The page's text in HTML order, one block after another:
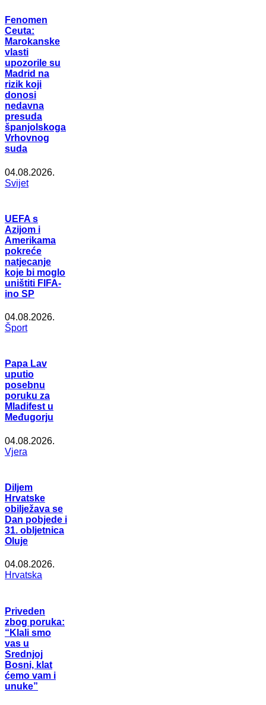
Fenomen
Ceuta:
Marokanske
vlasti
upozorile su
Madrid na
rizik koji
donosi
nedavna
presuda
španjolskoga
Vrhovnog
suda
04.08.2026.
Svijet
UEFA s
Azijom i
Amerikama
pokreće
natjecanje
koje bi moglo
uništiti FIFA-
ino SP
04.08.2026.
Šport
Papa Lav
uputio
posebnu
poruku za
Mladifest u
Međugorju
04.08.2026.
Vjera
Diljem
Hrvatske
obilježava se
Dan pobjede i
31. obljetnica
Oluje
04.08.2026.
Hrvatska
Priveden
zbog poruka:
“Klali smo
vas u
Srednjoj
Bosni, klat
ćemo vam i
unuke”